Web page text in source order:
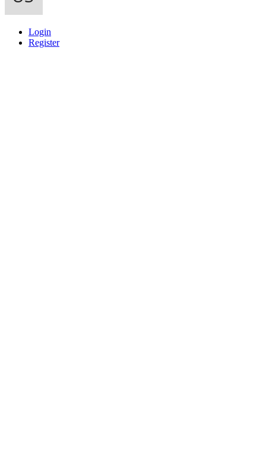
Login
Register